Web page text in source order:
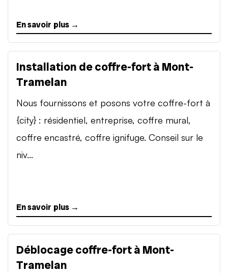
En savoir plus →
Installation de coffre-fort à Mont-
Tramelan
Nous fournissons et posons votre coffre-fort à
{city} : résidentiel, entreprise, coffre mural,
coffre encastré, coffre ignifuge. Conseil sur le
niv...
En savoir plus →
Déblocage coffre-fort à Mont-
Tramelan